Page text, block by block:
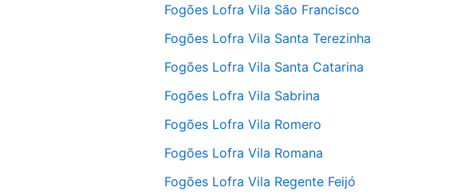
Fogões Lofra Vila São Francisco
Fogões Lofra Vila Santa Terezinha
Fogões Lofra Vila Santa Catarina
Fogões Lofra Vila Sabrina
Fogões Lofra Vila Romero
Fogões Lofra Vila Romana
Fogões Lofra Vila Regente Feijó